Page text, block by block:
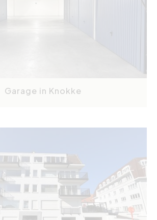
Garage in Knokke